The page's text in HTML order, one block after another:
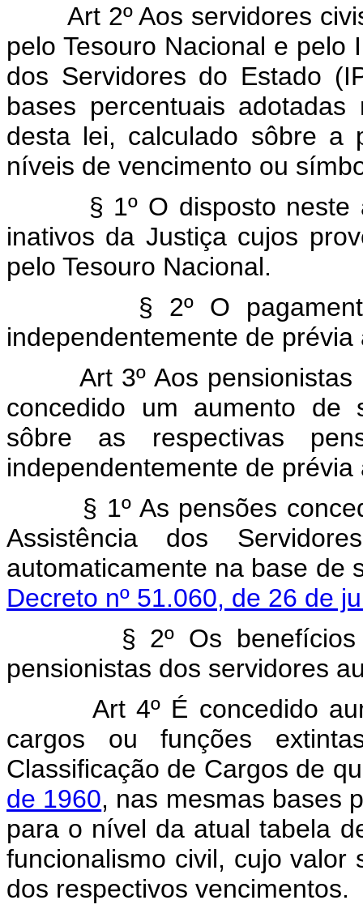
Art 2º Aos servidores
pelo Tesouro Nacional e pelo
dos Servidores do Estado
bases percentuais
desta lei, calculado sôbre a
níveis de vencimento ou
§ 1º O disposto neste
inativos da Justiça cujos
pelo Tesouro Nacional.
§ 2º O pagamento
independentemente de
Art 3º Aos
concedido um aumento de
sôbre as respectivas
independentemente de
§ 1º As pensões
Assistência dos
automaticamente na base de
Decreto nº 51.060, de 26 de
§ 2º Os benefícios
pensionistas dos servidores
Art 4º É concedido
cargos ou funções
Classificação de Cargos de
de 1960, nas mesmas bases
para o nível da atual tabela
funcionalismo civil, cujo
dos respectivos vencimentos.